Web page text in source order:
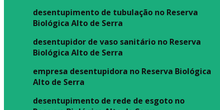
desentupimento de tubulação no Reserva
Biológica Alto de Serra
desentupidor de vaso sanitário no Reserva
Biológica Alto de Serra
empresa desentupidora no Reserva Biológica
Alto de Serra
desentupimento de rede de esgoto no